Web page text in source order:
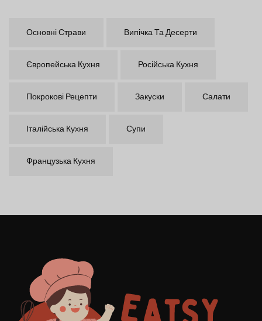
Основні Страви Випічка Та Десерти
Європейська Кухня Російська Кухня
Покрокові Рецепти Закуски Салати
Італійська Кухня Супи
Французька Кухня